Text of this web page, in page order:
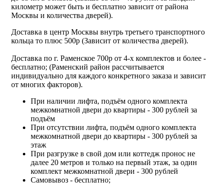
километр может быть и бесплатно зависит от района
Москвы и количества дверей).
Доставка в центр Москвы внутрь третьего транспортного
кольца то плюс 500р (Зависит от количества дверей).
Доставка по г. Раменское 700р от 4-х комплектов и более -
бесплатно; (Раменский район рассчитывается
индивидуально для каждого конкретного заказа и зависит
от многих факторов).
При наличии лифта, подъём одного комплекта
межкомнатной двери до квартиры - 300 рублей за
подъём
При отсутствии лифта, подъём одного комплекта
межкомнатной двери до квартиры - 300 рублей за
этаж
При разгрузке в свой дом или коттедж пронос не
далее 20 метров и только на первый этаж, за один
комплект межкомнатной двери - 300 рублей
Самовывоз - бесплатно;